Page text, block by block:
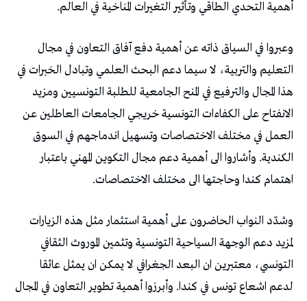
أهمية التحدي الطاقي وتأثير التغيرات المناخية في العالم.
وعبروا في السياق ذاته عن أهمية دفع آفاق التعاون في مجال
التعليم والتربية، لا سيما دعم البحث العلمي وتبادل الخبرات في
هذا المجال والترفيع في المنح الجامعية للطلبة التونسيين ومزيد
الانفتاح على الكفاءات التونسية خريجي الجامعات العاطلين عن
العمل في مختلف الاختصاصات وتسهيل اندماجهم في السوق
الكندية. وأشاروا الى أهمية دعم مجال التكوين المهني باعتبار
اهتمام كندا وحاجتها الى مختلف الاختصاصات.
وشدّد النواب الحاضرون على أهمية استثمار مثل هذه الزيارات
لمزيد دعم الوجهة السياحية التونسية وتثمين الموروث الثقافي
التونسي، معتبرين ان البعد الجغرافي لا يمكن ان يمثل عائقا
لدعم اشعاع تونس في كندا. وأبرزوا أهمية تطوير التعاون في المجال